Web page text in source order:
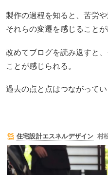
製作の過程を知ると、苦労や
それらの変遷を感じることが
改めてブログを読み返すと
ことが感じられる。
過去の点と点はつながってい